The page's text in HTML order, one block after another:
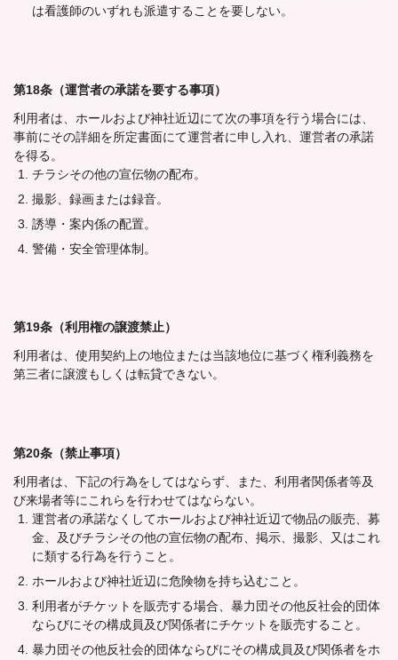
は看護師のいずれも派遣することを要しない。
第18条（運営者の承諾を要する事項）
利用者は、ホールおよび神社近辺にて次の事項を行う場合には、
事前にその詳細を所定書面にて運営者に申し入れ、運営者の承諾
を得る。
チラシその他の宣伝物の配布。
撮影、録画または録音。
誘導・案内係の配置。
警備・安全管理体制。
第19条（利用権の譲渡禁止）
利用者は、使用契約上の地位または当該地位に基づく権利義務を
第三者に譲渡もしくは転貸できない。
第20条（禁止事項）
利用者は、下記の行為をしてはならず、また、利用者関係者等及
び来場者等にこれらを行わせてはならない。
運営者の承諾なくしてホールおよび神社近辺で物品の販売、募
金、及びチラシその他の宣伝物の配布、掲示、撮影、又はこれ
に類する行為を行うこと。
ホールおよび神社近辺に危険物を持ち込むこと。
利用者がチケットを販売する場合、暴力団その他反社会的団体
ならびにその構成員及び関係者にチケットを販売すること。
暴力団その他反社会的団体ならびにその構成員及び関係者をホ